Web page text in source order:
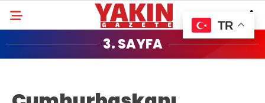
3. SAYFA
TR